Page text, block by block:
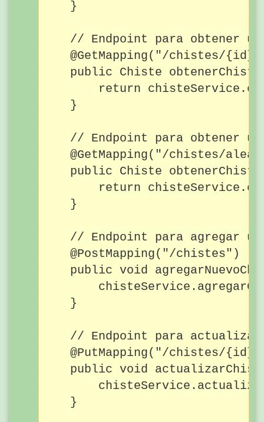
    }
// Endpoint para obtener
@GetMapping("/chistes/
public Chiste
return
    }
// Endpoint para obtener
@GetMapping("/chistes/
public Chiste
return
    }
// Endpoint para agregar
    @PostMapping("/chistes")
public void
    }
// Endpoint para
@PutMapping("/chistes/
public void
    }